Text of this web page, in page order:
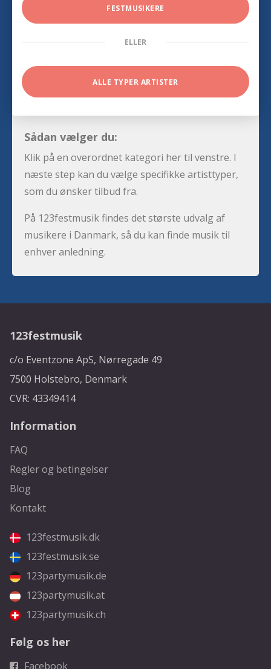
FESTMUSIKERE
ELLER
ALLE TYPER ARTISTER
Sådan vælger du:
Klik på en overordnet kategori her til venstre. I
næste step kan du vælge specifikke artisttyper,
som du ønsker tilbud fra.
På 123festmusik findes det største udvalg af
musikere i Danmark, så du kan finde musik til
enhver anledning.
123festmusik
c/o Eventzone ApS, Nørregade 49
7500 Holstebro, Denmark
CVR: 43349414
Information
FAQ
Regler og betingelser
Blog
Kontakt
123festmusik.dk
123festmusik.se
123partymusik.de
123partymusik.at
123partymusik.ch
Følg os her
Facebook